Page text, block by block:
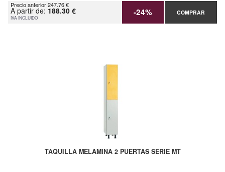
Precio anterior 247.76 €
A partir de: 188.30 €
IVA INCLUIDO -24% COMPRAR
TAQUILLA MELAMINA 2 PUERTAS SERIE MT